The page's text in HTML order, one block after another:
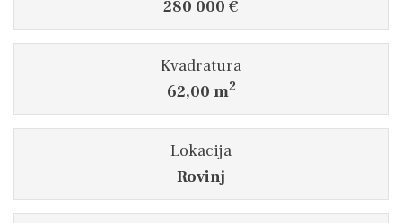
280 000 €
Kvadratura
62,00 m2
Lokacija
Rovinj